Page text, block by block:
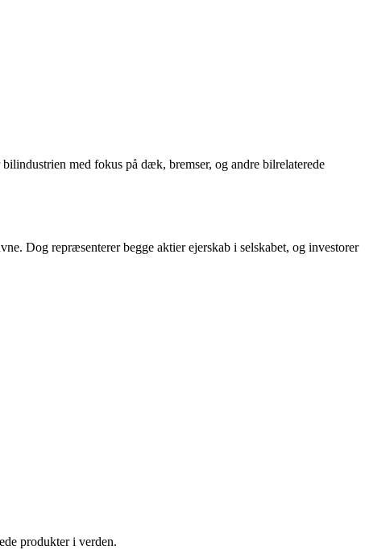
med fokus på dæk, bremser, og andre bilrelaterede
Dog repræsenterer begge aktier ejerskab i selskabet, og investorer
produkter i verden.